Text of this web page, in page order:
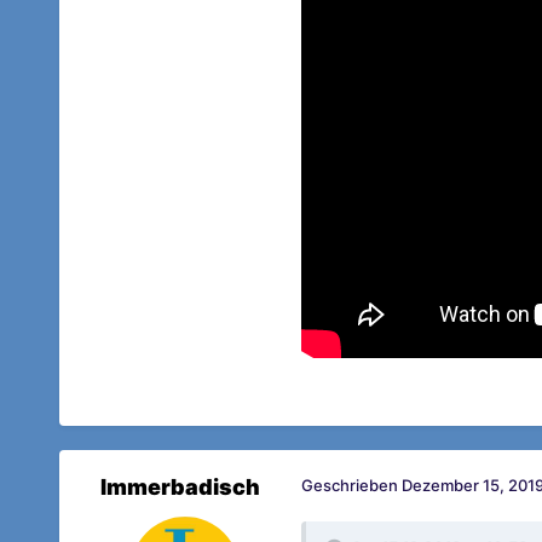
Immerbadisch Geschrieben Dezember 15,